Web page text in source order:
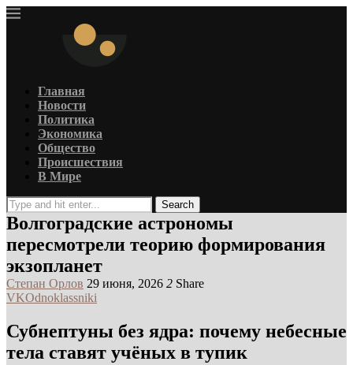
Главная
Новости
Политика
Экономика
Общество
Происшествия
В Мире
Search
Волгоградские астрономы
пересмотрели теорию формирования
экзопланет
Степан Орлов 29 июня, 2026 2 Share
VKOdnoklassniki
Субнептуны без ядра: почему небесные
тела ставят учёных в тупик